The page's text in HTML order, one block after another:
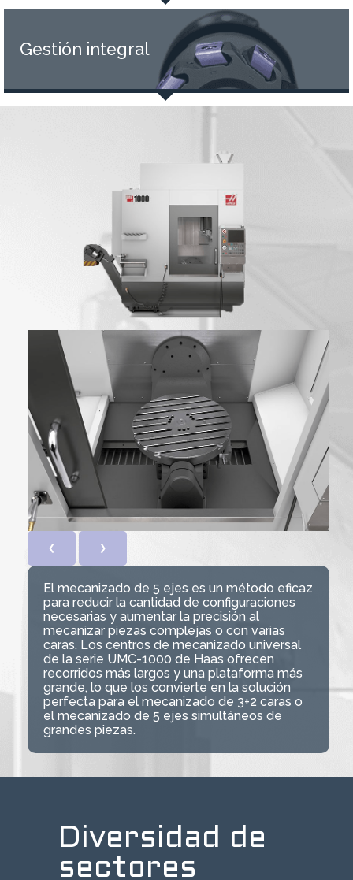
Gestión integral
❮ ❯
El mecanizado de 5 ejes es un método eficaz
para reducir la cantidad de configuraciones
necesarias y aumentar la precisión al
mecanizar piezas complejas o con varias
caras. Los centros de mecanizado universal
de la serie UMC-1000 de Haas ofrecen
recorridos más largos y una plataforma más
grande, lo que los convierte en la solución
perfecta para el mecanizado de 3+2 caras o
el mecanizado de 5 ejes simultáneos de
grandes piezas.
Diversidad de
sectores